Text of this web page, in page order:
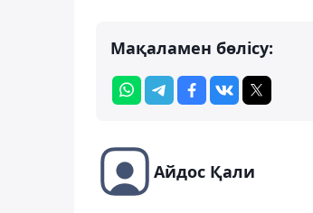
Мақаламен бөлісу:
Айдос Қали